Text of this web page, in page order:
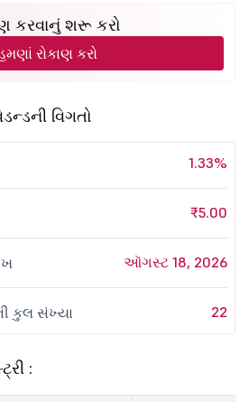
કરવાનું શરૂ કરો
રોકાણ કરો
વિગતો
1.33%
₹5.00
ઑગસ્ટ 18, 2026
કુલ સંખ્યા 22
: